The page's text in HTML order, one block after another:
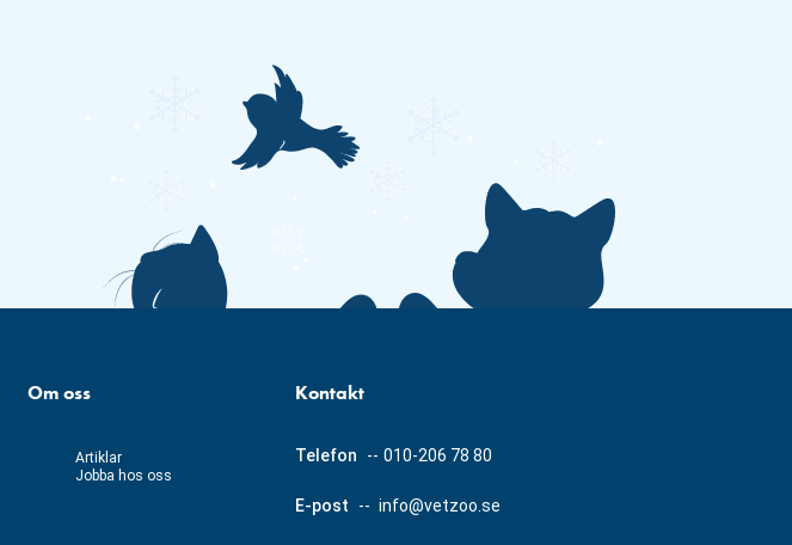
Om oss
Artiklar
Jobba hos oss
Kontakt
Telefon -- 010-206 78 80
E-post -- info@vetzoo.se